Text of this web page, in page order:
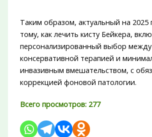
Таким образом, актуальный на 2025
тому, как лечить кисту Бейкера,
персонализированный выбор между
консервативной терапией и
инвазивным вмешательством, с
коррекцией фоновой патологии.
Всего просмотров: 277